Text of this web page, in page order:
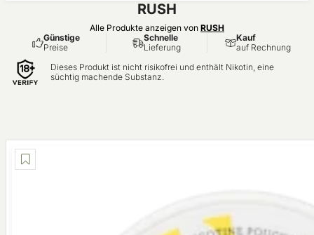
RUSH
Alle Produkte anzeigen von RUSH
Günstige
Preise
Schnelle
Lieferung
Kauf
auf Rechnung
Dieses Produkt ist nicht risikofrei und enthält Nikotin, eine
süchtig machende Substanz.